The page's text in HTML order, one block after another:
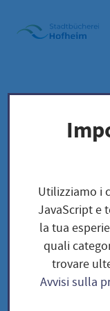
Home"
Biblioteca
Unser Saatgut:
Utilizziamo i
JavaScript e
la tua
quali
trovare
Avvisi sulla